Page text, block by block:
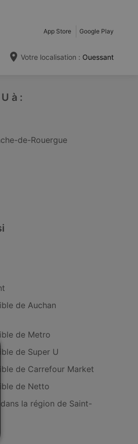
App Store Google Play
Votre localisation : Ouessant
à :
de-Rouergue
de Auchan
de Metro
de Super U
de Carrefour Market
de Netto
la région de Saint-